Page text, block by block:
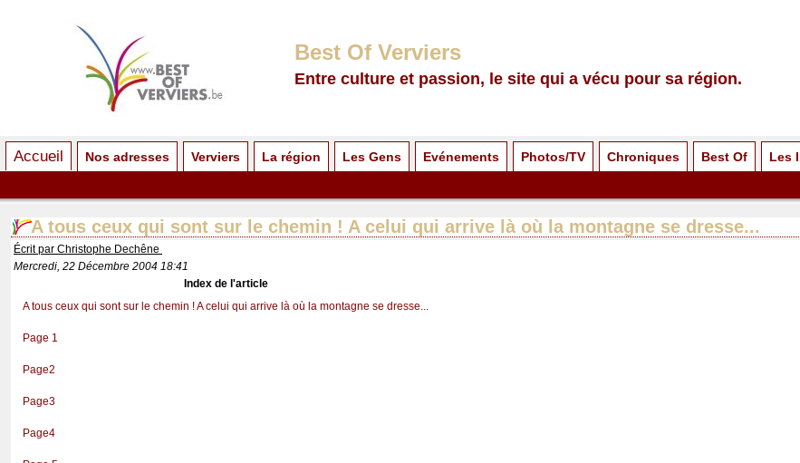
Best Of Verviers
Entre culture et passion, le site qui a vécu pour sa région.
Accueil Nos adresses Verviers La région Les Gens Evénements Photos/TV Chroniques Best Of Les
A tous ceux qui sont sur le chemin ! A celui qui arrive là où la montagne se dresse...
Écrit par Christophe Dechêne
Mercredi, 22 Décembre 2004 18:41
Index de l'article
A tous ceux qui sont sur le chemin ! A celui qui arrive là où la montagne se dresse...
Page 1
Page2
Page3
Page4